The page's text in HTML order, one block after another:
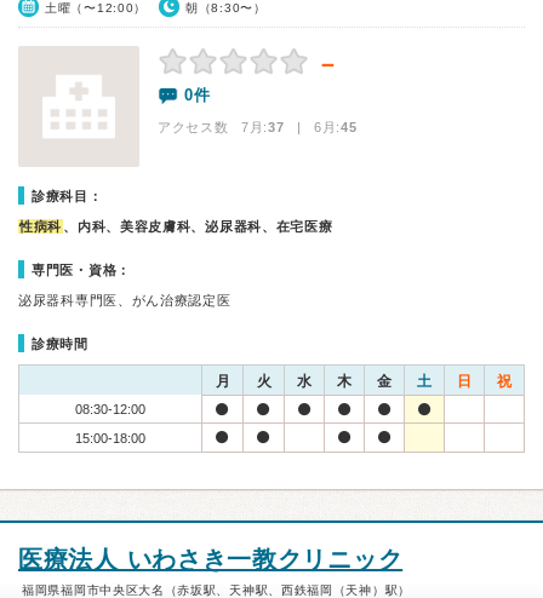
土曜（〜12:00） 朝（8:30〜）
－
0件
アクセス数 7月:37 | 6月:45
診療科目：
性病科 、内科、美容皮膚科、泌尿器科、在宅医療
専門医・資格：
泌尿器科専門医、がん治療認定医
診療時間
月 火 水 木 金 土 日 祝
08:30-12:00
15:00-18:00
医療法人 いわさき一教クリニック
福岡県福岡市中央区大名（赤坂駅、天神駅、西鉄福岡（天神）駅）